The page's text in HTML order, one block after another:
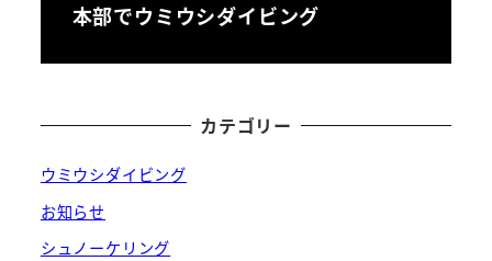
本部でウミウシダイビング
カテゴリー
ウミウシダイビング
お知らせ
シュノーケリング